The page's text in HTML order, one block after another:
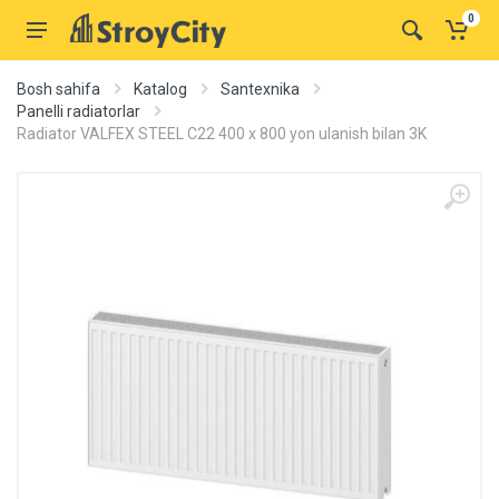
0
Bosh sahifa Katalog
Santexnika
Panelli radiatorlar
Radiator VALFEX STEEL C22 400 х 800 yon ulanish bilan 3K